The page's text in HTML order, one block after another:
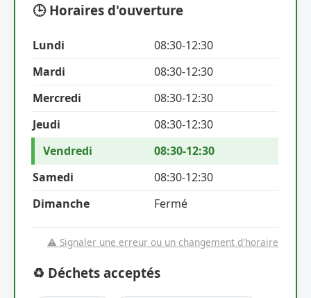
🕒 Horaires d'ouverture
Lundi
08:30-12:30
Mardi
08:30-12:30
Mercredi
08:30-12:30
Jeudi
08:30-12:30
Vendredi
08:30-12:30
Samedi
08:30-12:30
Dimanche
Fermé
⚠️ Signaler une erreur ou un changement d'horaire
♻️ Déchets acceptés